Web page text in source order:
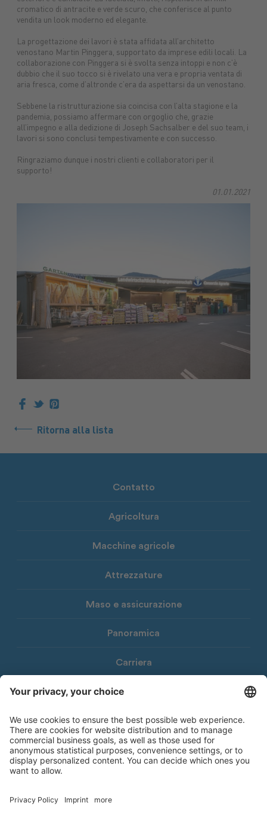
cromatico di antracite e verde scuro, che conferisce al punto
vendita un look moderno ed elegante.
La progettazione dei lavori è stata affidata all’architetto
venostano Martin Pinggera, supportato da imprese edili locali. La
collaborazione con Pinggera si è svolta senza intoppi e non c’è
dubbio che il suo tocco si è rivelato una vera e propria ventata di
aria fresca, come d’altronde c’era da aspettarsi da un venostano.
Sebbene la ristrutturazione sia coincisa con l’alta stagione e la
pandemia, possiamo affermare con orgoglio che, grazie
all’impegno e alla dedizione di Joseph Sachsalber e del suo team, i
lavori si sono conclusi tempestivamente e con successo.
Ringraziamo dunque i nostri clienti e collaboratori per il
supporto!
01.01.2021
Ritorna alla lista
Contatto
Agricoltura
Macchine agricole
Attrezzature
Maso e assicurazione
Panoramica
Carriera
Download
Newsletter Consorzio Agrario
© 2026 Consorzio Agrario di Bolzano Società Cooperativa
Note legali
Dichiarazione di accessibilità